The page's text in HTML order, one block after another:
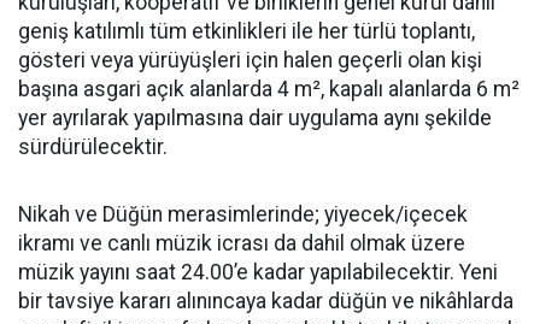
geniş katılımlı tüm etkinlikleri ile her türlü toplantı,
gösteri veya yürüyüşleri için halen geçerli olan kişi
başına asgari açık alanlarda 4 m², kapalı alanlarda 6 m²
yer ayrılarak yapılmasına dair uygulama aynı şekilde
sürdürülecektir.
Nikah ve Düğün merasimlerinde; yiyecek/içecek
ikramı ve canlı müzik icrası da dahil olmak üzere
müzik yayını saat 24.00’e kadar yapılabilecektir. Yeni
bir tavsiye kararı alınıncaya kadar düğün ve nikâhlarda